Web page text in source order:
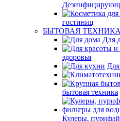
гостиниц
БЫТОВАЯ ТЕХНИКА
Для
здоровья
бытовая техника
Кулеры,